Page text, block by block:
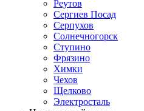
Реутов
Сергиев Посад
Серпухов
Солнечногорск
Ступино
Фрязино
Химки
Чехов
Щелково
Электросталь